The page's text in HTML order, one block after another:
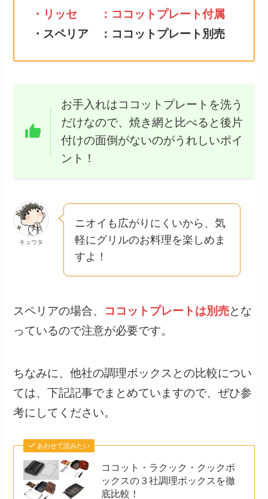
・リッセ ：ココットプレート付属
・スペリア ：ココットプレート別売
お手入れはココットプレートを洗う
だけなので、焼き網と比べると後片
付けの面倒がないのがうれしいポイ
ント！
キュウタ
ニオイも広がりにくいから、気
軽にグリルのお料理を楽しめま
すよ！
スペリアの場合、 ココットプレートは別売とな
っているので注意が必要です。
ちなみに、他社の調理ボックスとの比較につい
ては、下記記事でまとめていますので、ぜひ参
考にしてください。
あわせて読みたい
ココット・ラクック・クックボ
ックスの３社調理ボックスを徹
底比較！